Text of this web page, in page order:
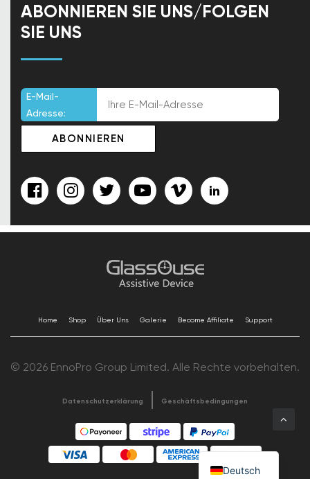
ABONNIEREN SIE UNS/FOLGEN
SIE UNS
E-Mail-
Adresse:
Home Shop Über Uns Galerie Become Affiliate Support
© 2026 EnnoPro Group Limited. Alle Rechte vorbehalten.
Datenschutzerklärung Geschäftsbedingungen
Deutsch